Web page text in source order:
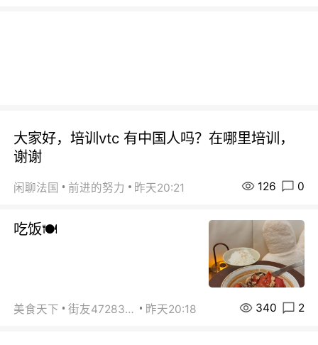
大家好，培训vtc 有中国人吗？在哪里培训，
谢谢
闲聊法国 前进的努力 昨天20:21 126 0
吃饭🍽️
美食天下 街友472838572 昨天20:18 340 2